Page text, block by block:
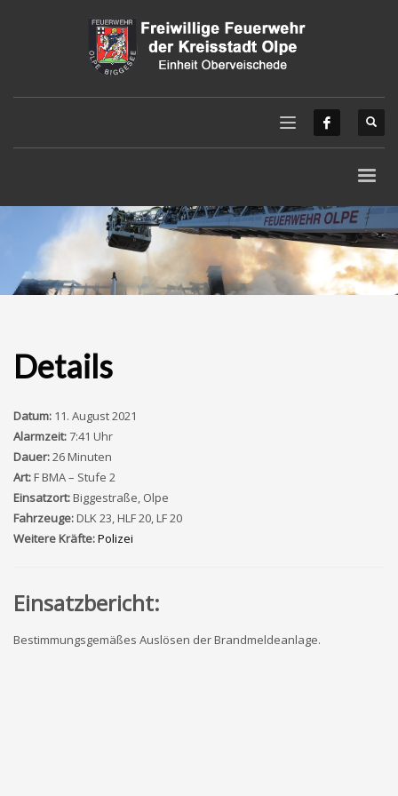
Details
Datum: 11. August 2021
Alarmzeit:7:41 Uhr
Dauer:26 Minuten
Art:F BMA – Stufe 2
Einsatzort:Biggestraße, Olpe
Fahrzeuge:DLK 23, HLF 20, LF 20
Weitere Kräfte:Polizei
Einsatzbericht:
Bestimmungsgemäßes Auslösen der Brandmeldeanlage.